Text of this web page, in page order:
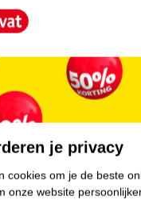
altijd voordelig
in de winkel
voor 22:00 uur
vanaf 50.00
binnen 30 dagen
je privacy
cookies om je de beste
onze website